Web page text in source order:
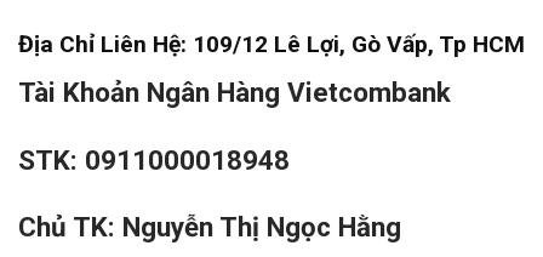
Địa Chỉ Liên Hệ: 109/12 Lê Lợi, Gò Vấp, Tp HCM
Tài Khoản Ngân Hàng Vietcombank
STK: 0911000018948
Chủ TK: Nguyễn Thị Ngọc Hằng